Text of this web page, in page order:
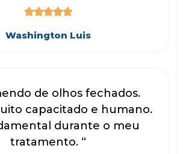

Washington Luis
de olhos fechados.
capacitado e humano.
durante o meu
tratamento. “